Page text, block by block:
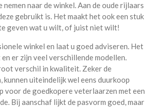
nemen naar de winkel. Aan de oude rijlaars
gebruikt is. Het maakt het ook een stuk
geven wat u wilt, of juist niet wilt!
winkel en laat u goed adviseren. Het
er zijn veel verschillende modellen.
verschil in kwaliteit. Zeker de
kunnen uiteindelijk wel eens duurkoop
voor de goedkopere veterlaarzen met een
Bij aanschaf lijkt de pasvorm goed, maar